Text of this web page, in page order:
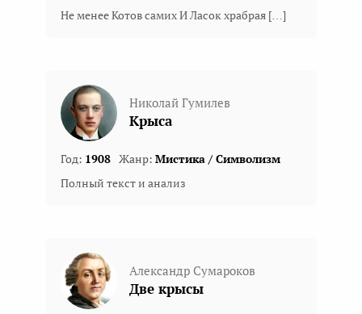
Не менее Котов самих И Ласок храбрая […]
Николай Гумилев
Крыса
Год: 1908 Жанр: Мистика / Символизм
Полный текст и анализ
Александр Сумароков
Две крысы